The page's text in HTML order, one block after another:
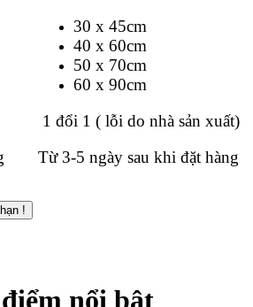
30 x 45cm
40 x 60cm
50 x 70cm
60 x 90cm
1 đổi 1 ( lỗi do nhà sản xuất)
Từ 3-5 ngày sau khi đặt hàng
!
nổi bật